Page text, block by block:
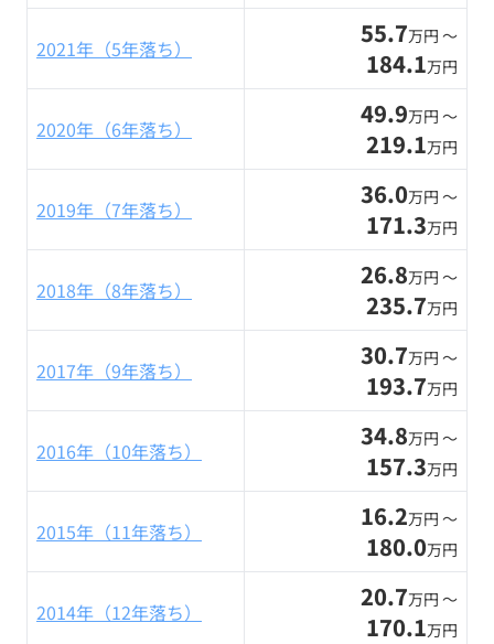
2021年（5年落ち） 55.7万円 〜
184.1万円
2020年（6年落ち） 49.9万円 〜
219.1万円
2019年（7年落ち） 36.0万円 〜
171.3万円
2018年（8年落ち） 26.8万円 〜
235.7万円
2017年（9年落ち） 30.7万円 〜
193.7万円
2016年（10年落ち） 34.8万円 〜
157.3万円
2015年（11年落ち） 16.2万円 〜
180.0万円
2014年（12年落ち） 20.7万円 〜
170.1万円